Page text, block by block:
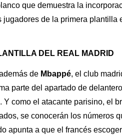
que demuestra la
de la primera plantilla
DEL REAL MADRID
de Mbappé, el club
parte del apartado de
. Y como el atacante parisino, el
se conocerán los números
apunta a que el francés